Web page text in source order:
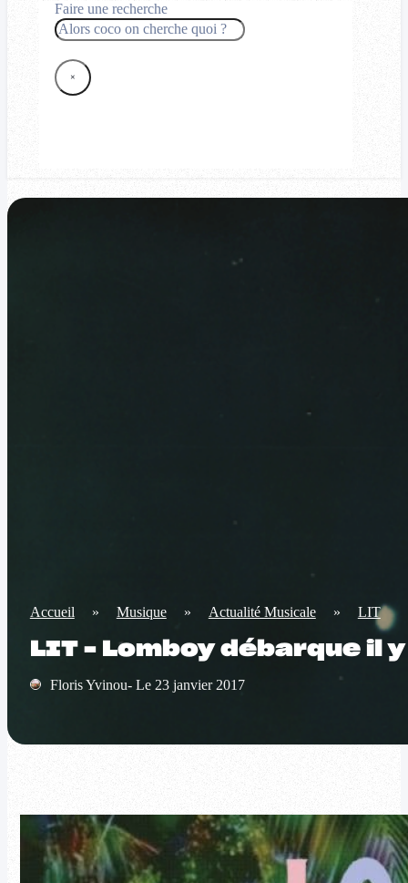
Faire une recherche
Rechercher
×
Accueil » Musique » Actualité Musicale » LIT
LIT – Lomboy débarque il
Floris Yvinou- Le 23 janvier 2017